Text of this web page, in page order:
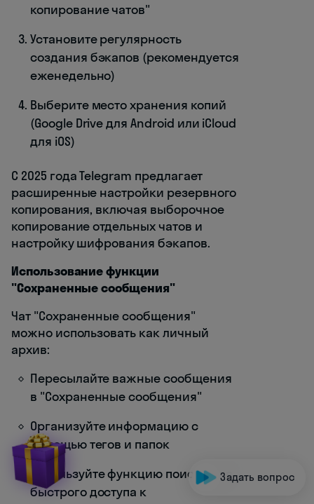
копирование чатов"
Установите регулярность
создания бэкапов (рекомендуется
еженедельно)
Выберите место хранения копий
(Google Drive для Android или iCloud
для iOS)
С 2025 года Telegram предлагает
расширенные настройки резервного
копирования, включая выборочное
копирование отдельных чатов и
настройку шифрования бэкапов.
Использование функции
"Сохраненные сообщения"
Чат "Сохраненные сообщения"
можно использовать как личный
архив:
Пересылайте важные сообщения
в "Сохраненные сообщения"
Организуйте информацию с
помощью тегов и папок
Используйте функцию поиска для
быстрого доступа к
Задать вопрос